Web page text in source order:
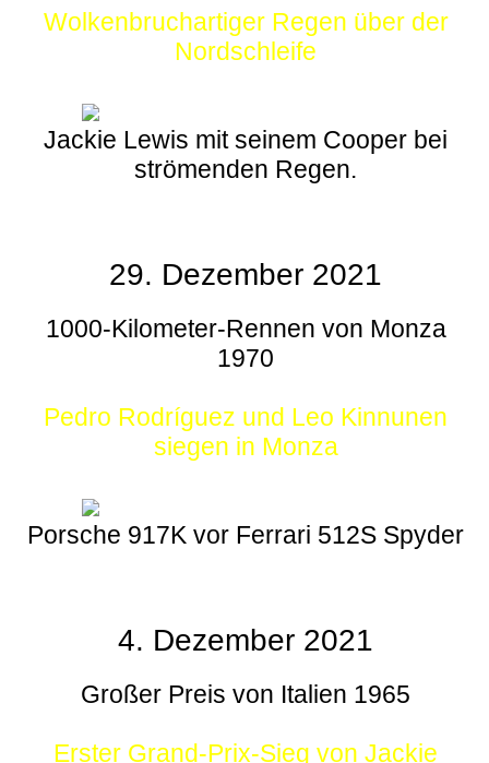
Wolkenbruchartiger Regen über der
Nordschleife
Jackie Lewis mit seinem Cooper bei
strömenden Regen.
29. Dezember 2021
1000-Kilometer-Rennen von Monza
1970
Pedro Rodríguez und Leo Kinnunen
siegen in Monza
Porsche 917K vor Ferrari 512S Spyder
4. Dezember 2021
Großer Preis von Italien 1965
Erster Grand-Prix-Sieg von Jackie